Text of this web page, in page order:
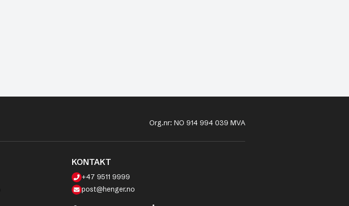
Org.nr: NO 914 994 039 MVA
KONTAKT
+47 9511 9999
post@henger.no